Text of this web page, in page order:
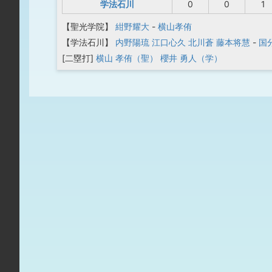
学法石川
0 0 1
【聖光学院】 紺野耀大 - 横山孝侑
【学法石川】
内野陽琉 江口心久 北川蒼 藤本将慧 - 国
[二塁打] 横山 孝侑（聖） 櫻井 勇人（学）